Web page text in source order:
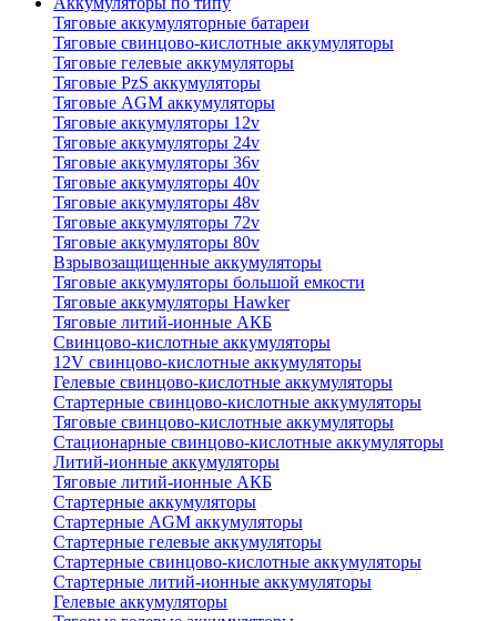
Тяговые аккумуляторные батареи
Тяговые свинцово-кислотные аккумуляторы
Тяговые гелевые аккумуляторы
Тяговые PzS аккумуляторы
Тяговые AGM аккумуляторы
Тяговые аккумуляторы 12v
Тяговые аккумуляторы 24v
Тяговые аккумуляторы 36v
Тяговые аккумуляторы 40v
Тяговые аккумуляторы 48v
Тяговые аккумуляторы 72v
Тяговые аккумуляторы 80v
Взрывозащищенные аккумуляторы
Тяговые аккумуляторы большой емкости
Тяговые аккумуляторы Hawker
Тяговые литий-ионные АКБ
Свинцово-кислотные аккумуляторы
12V свинцово-кислотные аккумуляторы
Гелевые свинцово-кислотные аккумуляторы
Стартерные свинцово-кислотные аккумуляторы
Тяговые свинцово-кислотные аккумуляторы
Стационарные свинцово-кислотные аккумуляторы
Литий-ионные аккумуляторы
Тяговые литий-ионные АКБ
Стартерные аккумуляторы
Стартерные AGM аккумуляторы
Стартерные гелевые аккумуляторы
Стартерные свинцово-кислотные аккумуляторы
Стартерные литий-ионные аккумуляторы
Гелевые аккумуляторы